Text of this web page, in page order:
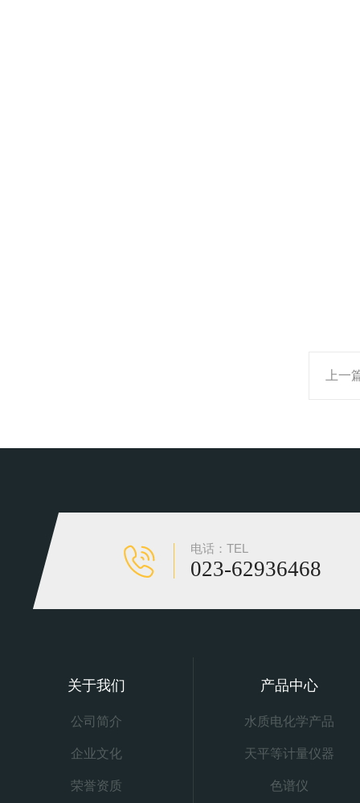
上一
电话：TEL
023-62936468
关于我们
公司简介
企业文化
荣誉资质
产品中心
水质电化学产品
天平等计量仪器
色谱仪